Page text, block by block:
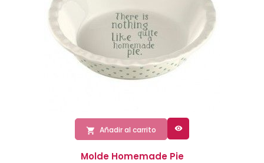
 Añadir al carrito 
Molde Homemade Pie